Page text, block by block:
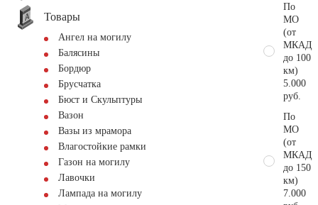
Товары
Ангел на могилу
Балясины
Бордюр
Брусчатка
Бюст и Скульптуры
Вазон
Вазы из мрамора
Влагостойкие рамки
Газон на могилу
Лавочки
Лампада на могилу
По
МО
(от
МКАД
до 100
км)
5.000
руб.
По
МО
(от
МКАД
до 150
км)
7.000